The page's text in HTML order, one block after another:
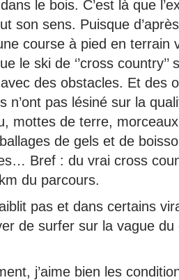
le bois. C’est là que
son sens. Puisque
course à pied en terrain
le ski de ‘’cross
des obstacles. Et des
n’ont pas lésiné sur la
mottes de terre,
de gels et de
Bref : du vrai cross
du parcours.
pas et dans certains
de surfer sur la vague
j’aime bien les